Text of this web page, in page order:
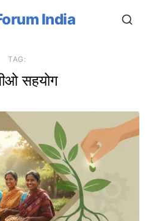
India
TAG:
सहयोग